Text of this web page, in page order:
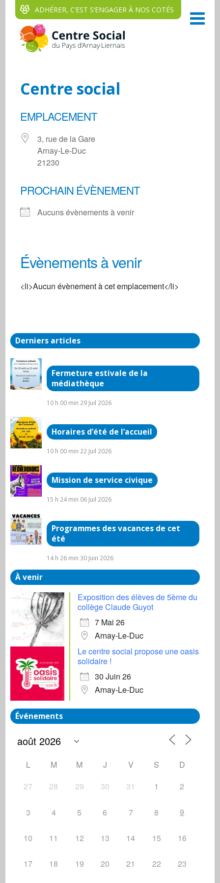
ADHÉRER, C‘EST S‘ENGAGER À NOS COTÉS
Centre social
EMPLACEMENT
3, rue de la Gare
Arnay-Le-Duc
21230
PROCHAIN ÉVÈNEMENT
Aucuns évènements à venir
3, rue de la Gare - Arnay-Le-Duc
Évènements à venir
<li>Aucun évènement à cet emplacement</li>
Derniers articles
Fermeture estivale de la
médiathèque
10 h 00 min 29 Juil 2026
Horaires d’été de l’accueil
10 h 00 min 22 Juil 2026
Mission de service civique
15 h 24 min 06 Juil 2026
Programmes des vacances de cet
été
14 h 26 min 30 Juin 2026
À venir
Exposition des élèves de 5ème du
collège Claude Guyot
7 Mai 26
Arnay-Le-Duc
Le centre social propose une oasis
solidaire !
30 Juin 26
Arnay-Le-Duc
Événements
L M M J V S
D
27
28 29 30 31 1 2
3 4 5 6 7 8 9
10 11 12 13 14 15 16
17 18 19 20 21 22 23